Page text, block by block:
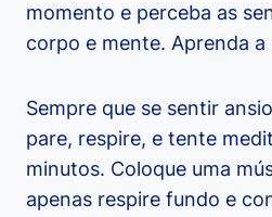
momento e perceba as
corpo e mente. Aprenda a
Sempre que se sentir
pare, respire, e tente
minutos. Coloque uma
apenas respire fundo e